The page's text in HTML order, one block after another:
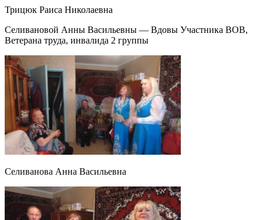
Трицюк Раиса Николаевна
Селивановой Анны Васильевны — Вдовы Участника ВОВ,
Ветерана труда, инвалида 2 группы
Селиванова Анна Васильевна